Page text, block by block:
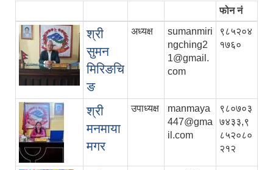
फोन नं
श्री
सुमन
मिरिङचि
ङ
अध्यक्ष
sumanmiri
ngching2
1@gmail.
com
९८५२०४
१७६०
श्री
मनमाया
मगर
उपाध्यक्ष
manmaya
447@gma
il.com
९८०७०३
७४३३,९
८५२०८०
२१२